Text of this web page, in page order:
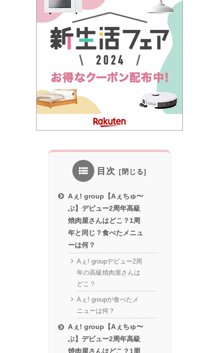
目次
Aぇ! group【Aぇちゅ〜
ぶ】デビュー2周年高級
焼肉屋さんはどこ？1周
年と同じ？食べたメニュ
ーは何？
Aぇ! groupデビュー2周
年の高級焼肉屋さんは
どこ？
Aぇ! groupが食べたメ
ニューは何？
Aぇ! group【Aぇちゅ〜
ぶ】デビュー2周年高級
焼肉屋さんはどこ？1周